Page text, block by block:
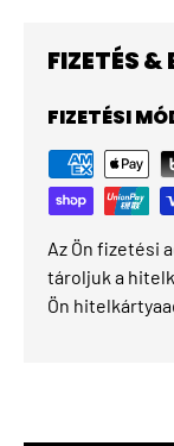
FIZETÉS
FIZETÉSI
Az Ön fizetési
tároljuk a
Ön